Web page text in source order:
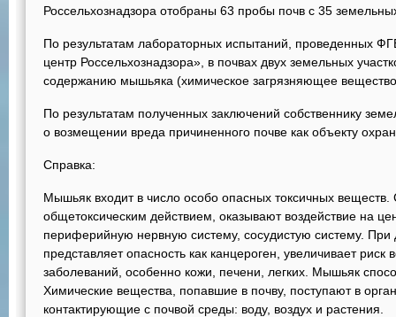
Россельхознадзора отобраны 63 пробы почв с 35
По результатам лабораторных испытаний, проведенных
центр Россельхознадзора», в почвах двух земельных
содержанию мышьяка (химическое загрязняющее
По результатам полученных заключений собственнику
о возмещении вреда причиненного почве как объекту
Справка:
Мышьяк входит в число особо опасных токсичных
общетоксическим действием, оказывают воздействие на
периферийную нервную систему, сосудистую систему.
представляет опасность как канцероген, увеличивает риск
заболеваний, особенно кожи, печени, легких. Мышьяк
Химические вещества, попавшие в почву, поступают в
контактирующие с почвой среды: воду, воздух и растения.